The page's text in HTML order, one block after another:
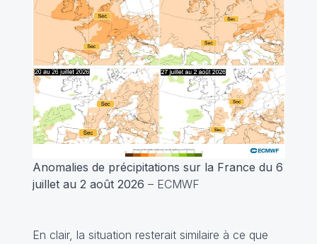
Anomalies de précipitations sur la France du 6
juillet au 2 août 2026 – ECMWF
En clair, la situation resterait similaire à ce que